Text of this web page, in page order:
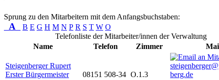
Sprung zu den Mitarbeitern mit dem Anfangsbuchstaben:
A B E G H M N P R S T W O
Telefonliste der Mitarbeiter/innen der Verwaltung
Name
Telefon Zimmer
Steigenberger Rupert
Erster Bürgermeister
08151 508-34 O.1.3